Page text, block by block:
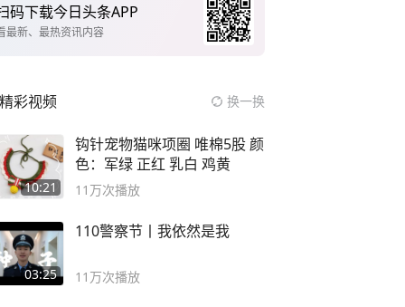
码下载今日头条APP
最新、最热资讯内容
精彩视频 换一换
10:21
钩针宠物猫咪项圈 唯棉5股 颜
色：军绿 正红 乳白 鸡黄
11万次播放
03:25
110警察节丨我依然是我
11万次播放